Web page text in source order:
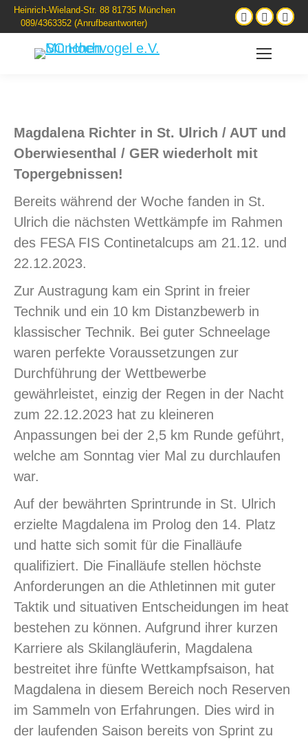
Heinrich-Wieland-Str. 88 81735 München
089/4363352 (Anrufbeantworter)
Magdalena Richter in St. Ulrich / AUT und
Oberwiesenthal / GER wiederholt mit
Topergebnissen!
Bereits während der Woche fanden in St.
Ulrich die nächsten Wettkämpfe im Rahmen
des FESA FIS Continetalcups am 21.12. und
22.12.2023.
Zur Austragung kam ein Sprint in freier
Technik und ein 10 km Distanzbewerb in
klassischer Technik. Bei guter Schneelage
waren perfekte Voraussetzungen zur
Durchführung der Wettbewerbe
gewährleistet, einzig der Regen in der Nacht
zum 22.12.2023 hat zu kleineren
Anpassungen bei der 2,5 km Runde geführt,
welche am Sonntag vier Mal zu durchlaufen
war.
Auf der bewährten Sprintrunde in St. Ulrich
erzielte Magdalena im Prolog den 14. Platz
und hatte sich somit für die Finalläufe
qualifiziert. Die Finalläufe stellen höchste
Anforderungen an die Athletinnen mit guter
Taktik und situativen Entscheidungen im heat
bestehen zu können. Aufgrund ihrer kurzen
Karriere als Skilangläuferin, Magdalena
bestreitet ihre fünfte Wettkampfsaison, hat
Magdalena in diesem Bereich noch Reserven
im Sammeln von Erfahrungen. Dies wird in
der laufenden Saison bereits von Sprint zu